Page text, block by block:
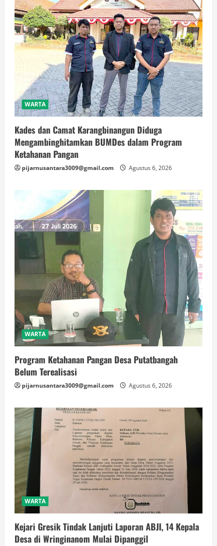
WARTA
Kades dan Camat Karangbinangun Diduga
Mengambinghitamkan BUMDes dalam Program
Ketahanan Pangan
pijarnusantara3009@gmail.com Agustus 6, 2026
WARTA
Program Ketahanan Pangan Desa Putatbangah
Belum Terealisasi
pijarnusantara3009@gmail.com Agustus 6, 2026
WARTA
Kejari Gresik Tindak Lanjuti Laporan ABJI, 14 Kepala
Desa di Wringinanom Mulai Dipanggil